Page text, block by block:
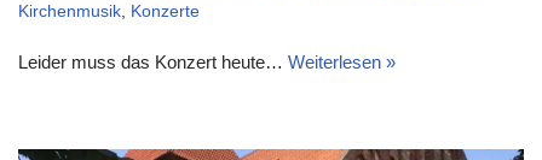
Kirchenmusik Konzerte
Leider muss das Konzert heute… Weiterlesen »